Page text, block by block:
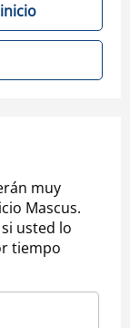
muy
Mascus.
usted lo
tiempo